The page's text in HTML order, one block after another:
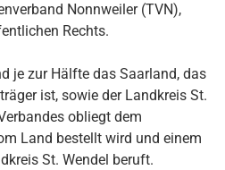
Nonnweiler (TVN),
Rechts.
je zur Hälfte das Saarland, das
ist, sowie der Landkreis St.
obliegt dem
Land bestellt wird und einem
St. Wendel beruft.